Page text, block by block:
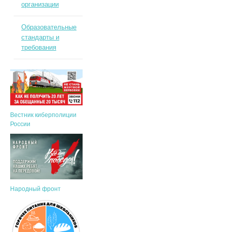
организации
Образовательные
стандарты и
требования
Вестник киберполиции
России
Народный фронт